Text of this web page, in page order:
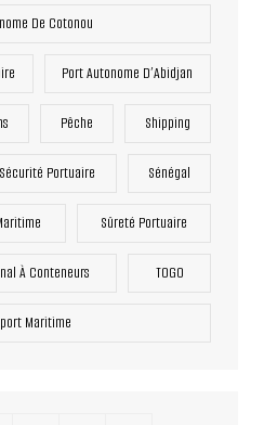
De Cotonou
Port Autonome D’Abidjan
Pêche Shipping
Sécurité Portuaire Sénégal
Sûreté Portuaire
À Conteneurs TOGO
Maritime